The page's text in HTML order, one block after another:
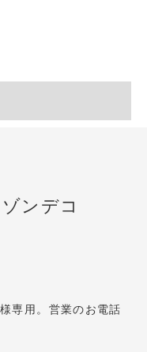
ンデコ
専用。営業のお電話